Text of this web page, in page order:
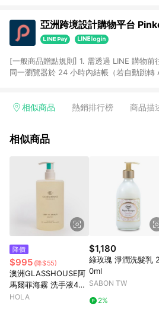
亞洲跨境設計購物平台
[一般商品贈點規則] 1. 需透過 LINE 購物前
同一瀏覽器於 24 小時內結帳（若自動跳
回饋訂單不得享有 Pinkoi 站方優惠，例如
行為，不具贈點資格，部分退款不在此限。
貨後 45 天後發送。 8. 群眾募資商品，禮
運費，攤位費等不具贈點資格。 9. LINE 購
顏色、價位、贈品如與 Pinkoi 商品資訊頁
Pinkoi 購物商品資訊頁及購物車標示為準。
則請以點數紅包活動說明為準。 11. 若於
頁面後才首次下載 Pinkoi APP 並完成訂單
上，首次下載 Pinkoi APP 後，需透過
相似商品 熱銷排行榜 商品描
相似商品
降價
$995 (降$55)
澳洲GLASSHOUSE阿
馬爾菲海霧 洗手液450
ml
HOLA
$1,180
綠玫瑰 淨潤洗髮乳
0ml
SABON TW
2%